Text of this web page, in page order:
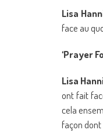
Lisa
face au
‘Prayer
Lisa
ont fait
cela
façon